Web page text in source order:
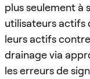
plus seulement à
utilisateurs actifs
leurs actifs
drainage via
les erreurs de